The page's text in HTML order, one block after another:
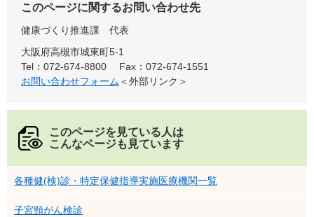
このページに関するお問い合わせ先
健康づくり推進課
代表
大阪府高槻市城東町5-1
Tel：072-674-8800
Fax：072-674-1551
お問い合わせフォーム ＜外部リンク＞
このページを見ている人は
こんなページも見ています
各種健(検)診・特定保健指導実施医療機関一覧
子宮頸がん検診